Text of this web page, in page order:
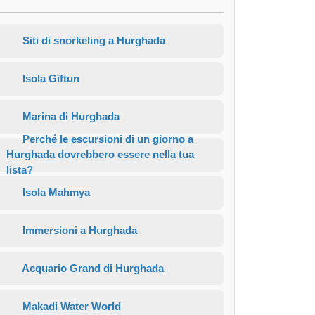
Siti di snorkeling a Hurghada
Isola Giftun
Marina di Hurghada
Perché le escursioni di un giorno a
Hurghada dovrebbero essere nella tua
lista?
Isola Mahmya
Immersioni a Hurghada
Acquario Grand di Hurghada
Makadi Water World